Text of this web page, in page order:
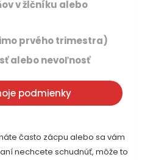
v žlčníku alebo
prvého trimestra)
alebo nevoľnosť
podmienky
často zácpu alebo sa vám
nechcete schudnúť, môže to